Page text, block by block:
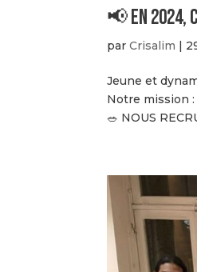
📢 EN 2024,
parCrisalim |
Jeune et
Notre mission
🥗 NOUS